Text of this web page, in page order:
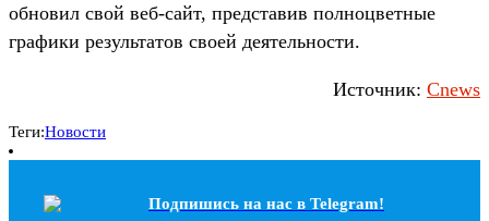
обновил свой веб-сайт, представив полноцветные
графики результатов своей деятельности.
Источник: Cnews
Теги:Новости
Подпишись на наc в Telegram!